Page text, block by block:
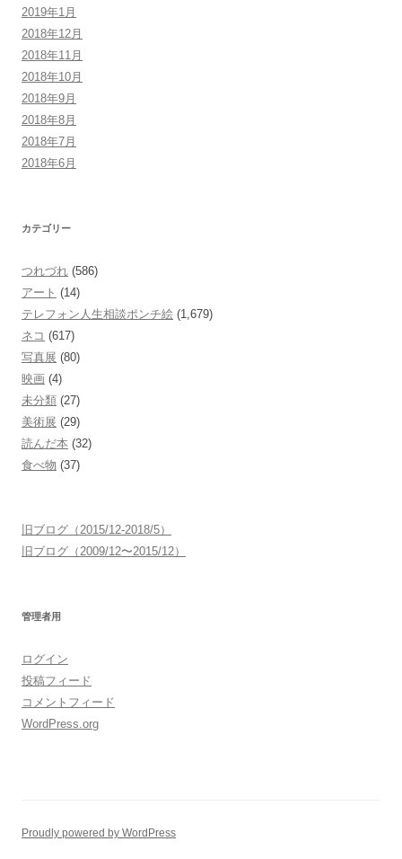
2019年1月
2018年12月
2018年11月
2018年10月
2018年9月
2018年8月
2018年7月
2018年6月
カテゴリー
つれづれ (586)
アート (14)
テレフォン人生相談ポンチ絵 (1,679)
ネコ (617)
写真展 (80)
映画 (4)
未分類 (27)
美術展 (29)
読んだ本 (32)
食べ物 (37)
旧ブログ（2015/12-2018/5）
旧ブログ（2009/12〜2015/12）
管理者用
ログイン
投稿フィード
コメントフィード
WordPress.org
Proudly powered by WordPress